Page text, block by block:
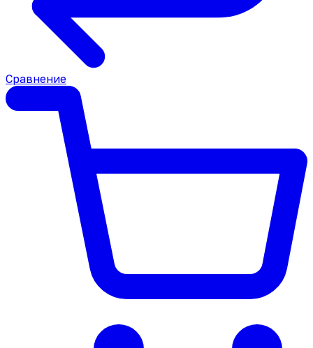
Сравнение